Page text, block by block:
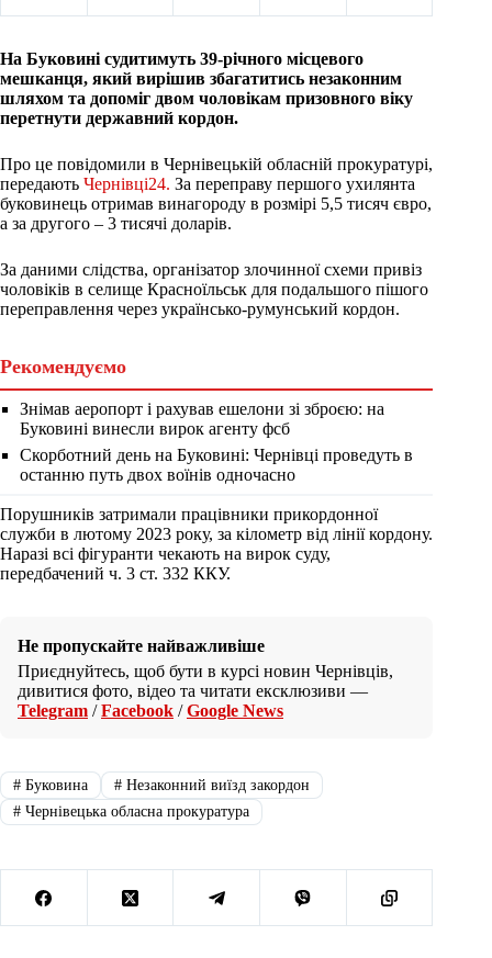
На Буковині судитимуть 39-річного місцевого
мешканця, який вирішив збагатитись незаконним
шляхом та допоміг двом чоловікам призовного віку
перетнути державний кордон.
Про це повідомили в Чернівецькій обласній прокуратурі,
передають Чернівці24. За переправу першого ухилянта
буковинець отримав винагороду в розмірі 5,5 тисяч євро,
а за другого – 3 тисячі доларів.
За даними слідства, організатор злочинної схеми привіз
чоловіків в селище Красноїльськ для подальшого пішого
переправлення через українсько-румунський кордон.
Рекомендуємо
Знімав аеропорт і рахував ешелони зі зброєю: на
Буковині винесли вирок агенту фсб
Скорботний день на Буковині: Чернівці проведуть в
останню путь двох воїнів одночасно
Порушників затримали працівники прикордонної
служби в лютому 2023 року, за кілометр від лінії кордону.
Наразі всі фігуранти чекають на вирок суду,
передбачений ч. 3 ст. 332 ККУ.
Не пропускайте найважливіше
Приєднуйтесь, щоб бути в курсі новин Чернівців,
дивитися фото, відео та читати ексклюзиви —
Telegram /Facebook /Google News
#Буковина #Незаконний виїзд закордон
#Чернівецька обласна прокуратура